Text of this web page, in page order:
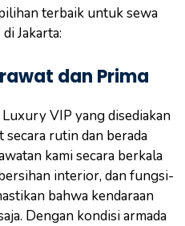
terbaik untuk sewa
Jakarta:
dan Prima
VIP yang disediakan
rutin dan berada
kami secara berkala
interior, dan fungsi-
bahwa kendaraan
Dengan kondisi armada